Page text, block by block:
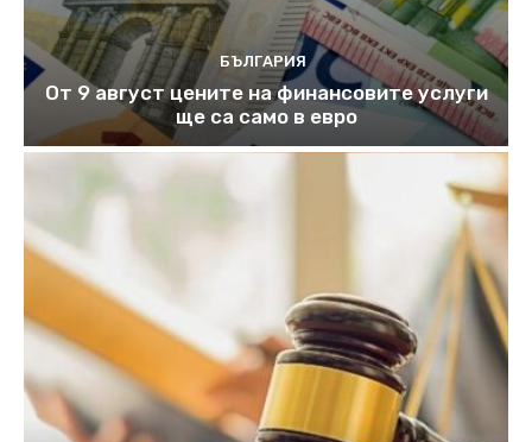
БЪЛГАРИЯ
От 9 август цените на финансовите услуги
ще са само в евро